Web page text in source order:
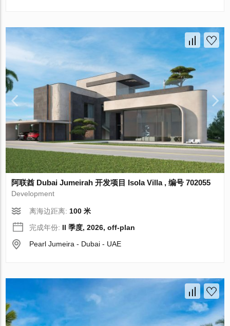
阿联酋 Dubai Jumeirah 开发项目 Isola Villa , 编号 702055
Development
离海边距离: 100 米
完成年份: II 季度, 2026, off-plan
Pearl Jumeira - Dubai - UAE